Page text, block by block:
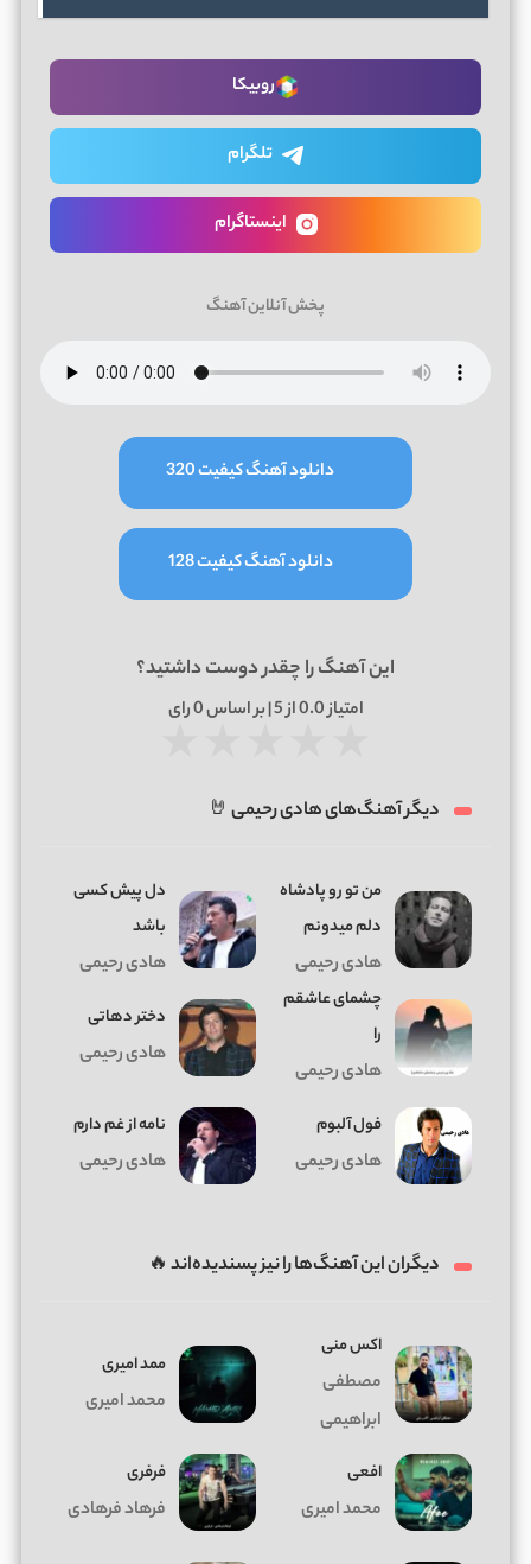
روبیکا
تلگرام
اینستاگرام
پخش آنلاین آهنگ
دانلود آهنگ کیفیت 320
دانلود آهنگ کیفیت 128
این آهنگ را چقدر دوست داشتید؟
امتیاز0.0از 5 | بر اساس 0رای
دیگر آهنگ‌های هادی رحیمی 🤘
ﻣﻦ ﺗﻮ رو ﭘﺎدﺷﺎه
دﻟﻢ ﻣﻴﺪوﻧﻢ
هادی رحیمی
دل پیش کسی
باشد
هادی رحیمی
چشمای عاشقم
را
هادی رحیمی
دختر دهاتی
هادی رحیمی
فول آلبوم
هادی رحیمی
نامه از غم دارم
هادی رحیمی
دیگران این آهنگ‌ها را نیز پسندیده‌اند 🔥
اکس منی
مصطفی
ابراهیمی
ممد امیری
محمد امیری
افعی
محمد امیری
فرفری
فرهاد فرهادی